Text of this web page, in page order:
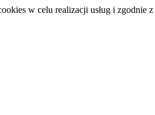
w celu realizacji usług i zgodnie z